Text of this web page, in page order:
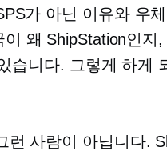
가 아닌 이유와 우
왜 ShipStation인지,
습니다. 그렇게 하게
사람이 아닙니다.